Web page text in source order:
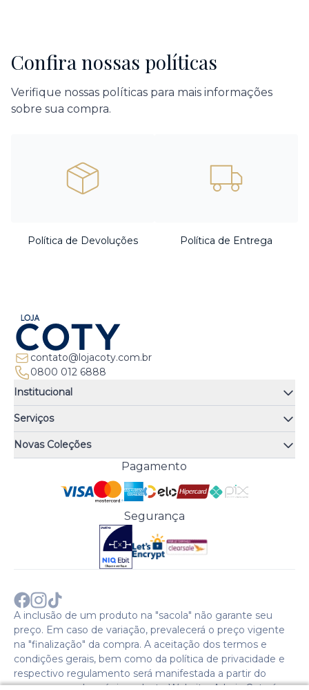
Confira nossas políticas
Verifique nossas políticas para mais informações
sobre sua compra.
Política de Devoluções Política de Entrega
contato@lojacoty.com.br
0800 012 6888
Institucional
Quem somos
Quiz de fragrâncias
Trocas e Devoluções
Troque Fácil
Perguntas Frequentes
Política de Pagamento
Política de Entrega
Política de Privacidade
Comprar com CNPJ?
Sobre a COTY no mundo
Serviços
Atendimento
Meus Pedidos
Trabalhe Conosco
Preferências de Cookies
Novas Coleções
Cenoura & Bronze
Pagamento
Segurança
A inclusão de um produto na "sacola" não garante seu
preço. Em caso de variação, prevalecerá o preço vigente
na "finalização" da compra. A aceitação dos termos e
condições gerais, bem como da política de privacidade e
respectivo regulamento será manifestada a partir do